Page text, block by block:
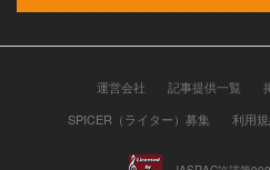
運営会社 記事提供一覧
SPICER（ライター）募集
利用